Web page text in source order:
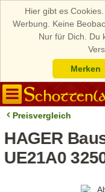
Hier gibt es
Werbung. Keine
Nur für Dich. Du
Merken
Preisvergleich
HAGER
UE21A0